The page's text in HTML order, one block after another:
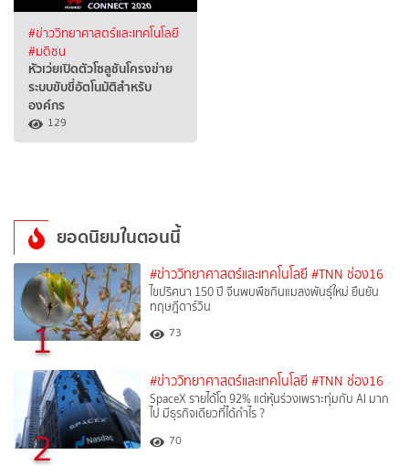
#ข่าววิทยาศาสตร์และเทคโนโลยี
#มติชน
หัวเว่ยเปิดตัวโซลูชันโครงข่าย
ระบบขับขี่อัตโนมัติสำหรับ
องค์กร
129
ยอดนิยมในตอนนี้
1
#ข่าววิทยาศาสตร์และเทคโนโลยี #TNN ช่อง16
ไขปริศนา 150 ปี จีนพบพืชกินแมลงพันธุ์ใหม่ ยืนยัน
ทฤษฎีดาร์วิน
73
2
#ข่าววิทยาศาสตร์และเทคโนโลยี #TNN ช่อง16
SpaceX รายได้โต 92% แต่หุ้นร่วงเพราะทุ่มกับ AI มาก
ไป มีธุรกิจเดียวที่ได้กำไร ?
70